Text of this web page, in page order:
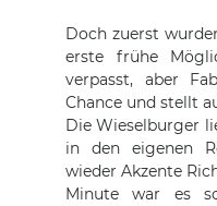
Doch zuerst
erste frühe
verpasst, aber
Chance und stellt
Die Wieselburger
in den eigenen
wieder Akzente
Minute war es